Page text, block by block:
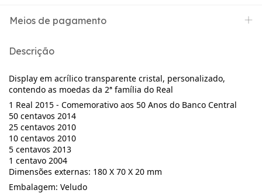
Meios de pagamento
Descrição
Display em acrílico transparente cristal, personalizado,
contendo as moedas da 2ª família do Real
1 Real 2015 - Comemorativo aos 50 Anos do Banco Central
50 centavos 2014
25 centavos 2010
10 centavos 2010
5 centavos 2013
1 centavo 2004
Dimensões externas: 180 X 70 X 20 mm
Embalagem: Veludo